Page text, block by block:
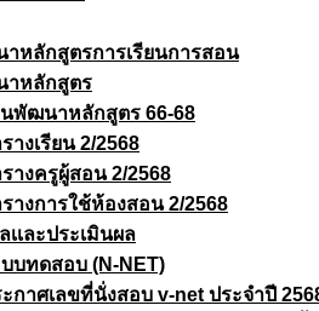
หลักสูตรการเรียนการสอน
าหลักสูตร
นพัฒนาหลักสูตร 66-68
างเรียน 2/2568
างครูผู้สอน 2/2568
างการใช้ห้องสอน 2/2568
เเละประเมินผล
บทดสอบ (N-NET)
กาศเลขที่นั่งสอบ v-net ประจำปี